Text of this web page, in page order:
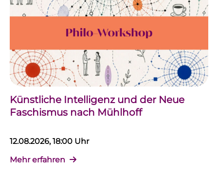
Künstliche Intelligenz und der Neue
Faschismus nach Mühlhoff
12.08.2026, 18:00 Uhr
Mehr erfahren